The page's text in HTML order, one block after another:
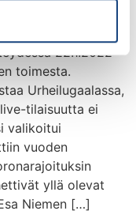
22.1.2022
toimesta.
Urheilugaalassa,
tilaisuutta ei
valikoitui
vuoden
yllä olevat
Niemen […]